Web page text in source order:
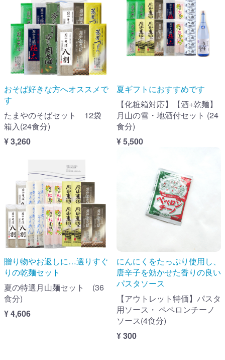
おそば好きな方へオススメで
す
たまやのそばセット 12袋
箱入(24食分)
¥ 3,260
夏ギフトにおすすめです
【化粧箱対応】【酒+乾麺】
月山の雪・地酒付セット (24
食分)
¥ 5,500
贈り物やお返しに…選りすぐ
りの乾麺セット
夏の特選月山麺セット (36
食分)
¥ 4,606
にんにくをたっぷり使用し、
唐辛子を効かせた香りの良い
パスタソース
【アウトレット特価】パスタ
用ソース・ ペペロンチーノ
ソース(4食分)
¥ 300